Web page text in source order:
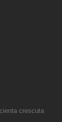
crescuta